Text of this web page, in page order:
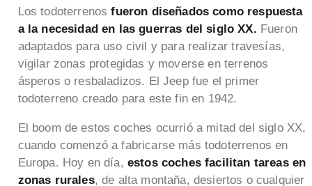
Los todoterrenosfueron diseñados como respuesta
a la necesidad en las guerras del siglo XX. Fueron
adaptados para uso civil y para realizar travesías,
vigilar zonas protegidas y moverse en terrenos
ásperos o resbaladizos. El Jeep fue el primer
todoterreno creado para este fin en 1942.
El boom de estos coches ocurrió a mitad del siglo XX,
cuando comenzó a fabricarse más todoterrenos en
Europa. Hoy en día, estos coches facilitan tareas en
zonas rurales, de alta montaña, desiertos o cualquier